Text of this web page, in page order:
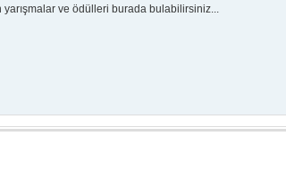
yarışmalar ve ödülleri burada bulabilirsiniz...